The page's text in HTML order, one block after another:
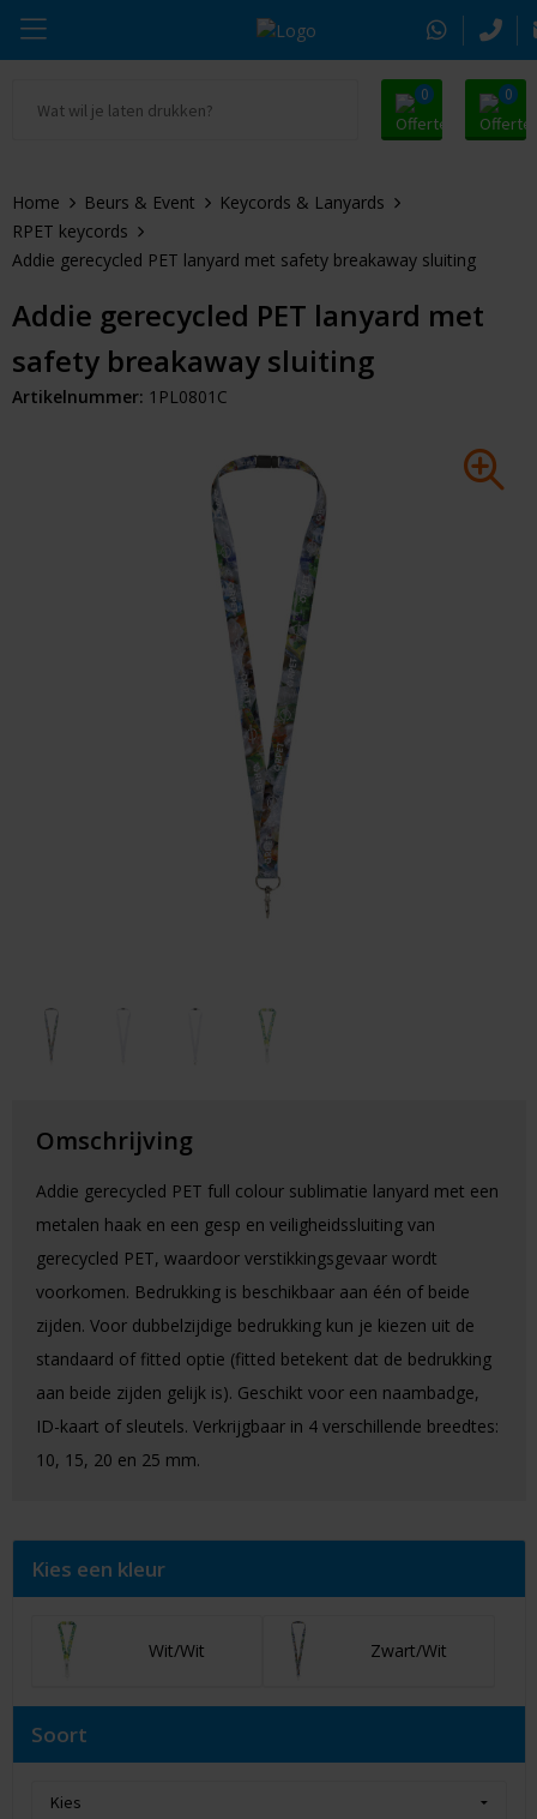
0 0
Drinkwaren
Kleding & Textiel
Tassen & Reizen
Elektronica & Gadgets
Sleutelhangers & Tools
Outdoor & Vrije Tijd
Gezondheid & Verzorging
Alle promosnoepje
Zomer
Pasen
Kerst
Eindejaarsgeschenken
Thule
Moleskine
Alle merken
Home Beurs & Event
Keycords & Lanyards
RPET keycords
Addie gerecycled PET lanyard met safety breakaway sluiting
Addie gerecycled PET lanyard met
safety breakaway sluiting
Artikelnummer: 1PL0801C
Omschrijving
Addie gerecycled PET full colour sublimatie lanyard met een
metalen haak en een gesp en veiligheidssluiting van
gerecycled PET, waardoor verstikkingsgevaar wordt
voorkomen. Bedrukking is beschikbaar aan één of beide
zijden. Voor dubbelzijdige bedrukking kun je kiezen uit de
standaard of fitted optie (fitted betekent dat de bedrukking
aan beide zijden gelijk is). Geschikt voor een naambadge,
ID-kaart of sleutels. Verkrijgbaar in 4 verschillende breedtes:
10, 15, 20 en 25 mm.
Kies een kleur
Wit/Wit Zwart/Wit
Soort